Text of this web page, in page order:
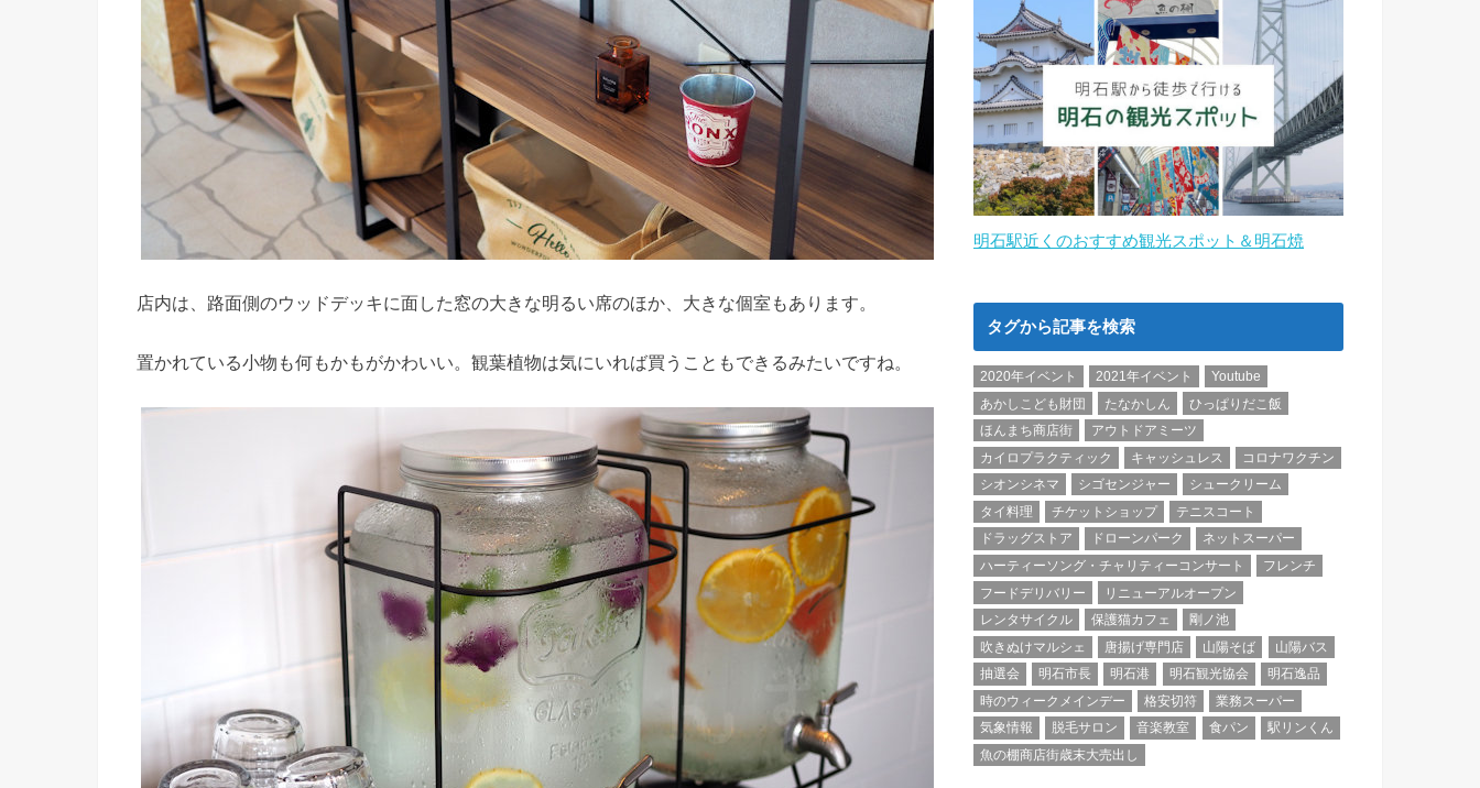
店内は、路面側のウッドデッキに面した窓の大きな明るい席のほか、大きな個室もあります。
置かれている小物も何もかもがかわいい。観葉植物は気にいれば買うこともできるみたいですね。
明石駅近くのおすすめ観光スポット＆明石焼
タグから記事を検索
2020年イベント 2021年イベント
Youtube
あかしこども財団
たなかしん
ひっぱりだこ飯
ほんまち商店街
アウトドアミーツ
カイロプラクティック
キャッシュレス
コロナワクチン
シオンシネマ
シゴセンジャー
シュークリーム
タイ料理
チケットショップ
テニスコート
ドラッグストア
ドローンパーク
ネットスーパー
ハーティーソング・チャリティーコンサート
フレンチ
フードデリバリー
リニューアルオープン
レンタサイクル
保護猫カフェ
剛ノ池
吹きぬけマルシェ
唐揚げ専門店 山陽そば
山陽バス
抽選会
明石市長 明石港 明石観光協会
明石逸品
時のウィークメインデー
格安切符
業務スーパー
気象情報
脱毛サロン 音楽教室 食パン
駅リンくん
魚の棚商店街歳末大売出し